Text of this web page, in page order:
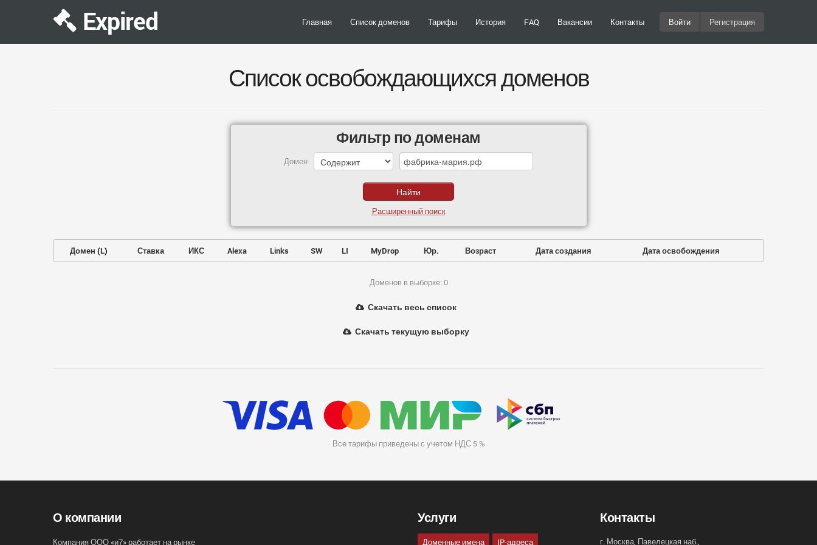
Expired Главная Список доменов Тарифы История FAQ Вакансии Контакты Войти Регистрация
Список освобождающихся доменов
Фильтр по доменам
Домен
Расширенный поиск
Домен (L) Ставка ИКС Alexa Links SW LI MyDrop Юр. Возраст Дата создания Дата освобождения
Доменов в выборке: 0
Скачать весь список
Скачать текущую выборку
Все тарифы приведены с учетом НДС 5 %
О компании
Компания ООО «и7» работает на рынке
Услуги
Доменные имена IP-адреса
Контакты
г. Москва, Павелецкая наб.,